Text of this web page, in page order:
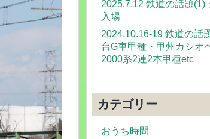
2025.7.12 鉄道の話題(1)
入場
2024.10.16-19 鉄道の話
台G車甲種・甲州カシオ
2000系2連2本甲種etc
カテゴリー
おうち時間